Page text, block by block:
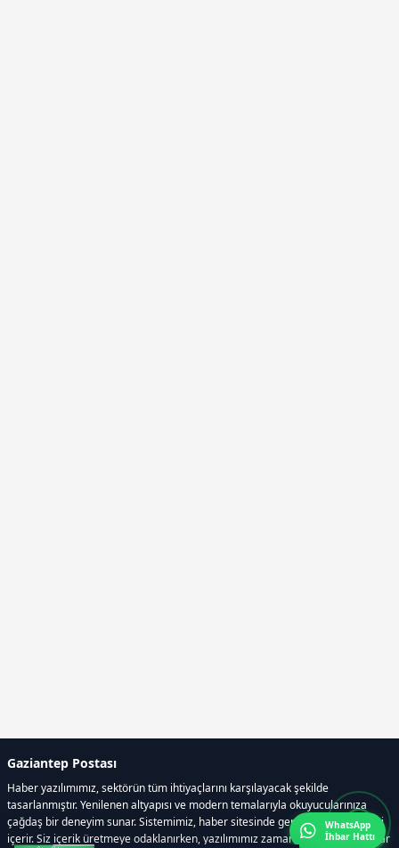
Gaziantep Postası
Haber yazılımımız, sektörün tüm ihtiyaçlarını karşılayacak şekilde
tasarlanmıştır. Yenilenen altyapısı ve modern temalarıyla okuyucularınıza
çağdaş bir deneyim sunar. Sistemimiz, haber sitesinde gerekli tüm modülleri
içerir. Siz içerik üretmeye odaklanırken, yazılımımız zamandan tasarruf sağlar
WhatsApp
İhbar Hattı